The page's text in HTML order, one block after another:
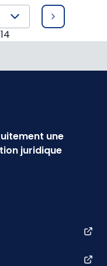
une
juridique